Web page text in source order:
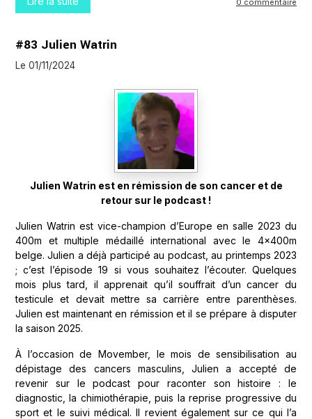
0 commentaire
#83 Julien Watrin
Le 01/11/2024
Julien Watrin est en rémission de son cancer et de
retour sur le podcast !
Julien Watrin est vice-champion d’Europe en salle 2023 du
400m et multiple médaillé international avec le 4x400m
belge. Julien a déjà participé au podcast, au printemps 2023
; c’est l’épisode 19 si vous souhaitez l’écouter. Quelques
mois plus tard, il apprenait qu’il souffrait d’un cancer du
testicule et devait mettre sa carrière entre parenthèses.
Julien est maintenant en rémission et il se prépare à disputer
la saison 2025.
À l’occasion de Movember, le mois de sensibilisation au
dépistage des cancers masculins, Julien a accepté de
revenir sur le podcast pour raconter son histoire : le
diagnostic, la chimiothérapie, puis la reprise progressive du
sport et le suivi médical. Il revient également sur ce qui l’a